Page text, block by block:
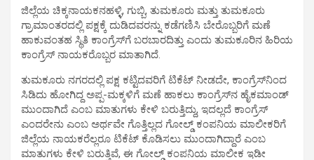
ಜಿಲ್ಲೆಯ ಚಿಕ್ಕನಾಯಕನಹಳ್ಳಿ, ಗುಬ್ಬಿ, ತುಮಕೂರು ಮತ್ತು ತುಮಕೂರು
ಗ್ರಾಮಾಂತರದಲ್ಲಿ ಪಕ್ಷಕ್ಕೆ ದುಡಿದವರನ್ನು ಕಡೆಗಣಿಸಿ ಬೇರೊಬ್ಬರಿಗೆ ಮಣೆ
ಹಾಕುವಂತಹ ಸ್ಥಿತಿ ಕಾಂಗ್ರೆಸ್‍ಗೆ ಬರಬಾರದಿತ್ತು ಎಂದು ತುಮಕೂರಿನ ಹಿರಿಯ
ಕಾಂಗ್ರೆಸ್ ನಾಯಕರೊಬ್ಬರ ಮಾತಾಗಿದೆ.
ತುಮಕೂರು ನಗರದಲ್ಲಿ ಪಕ್ಷ ಕಟ್ಟಿದವರಿಗೆ ಟಿಕೆಟ್ ನೀಡದೇ, ಕಾಂಗ್ರೆಸ್‍ನಿಂದ
ಸಿಡಿದು ಹೋಗಿದ್ದ ಅಪ್ಪ-ಮಕ್ಕಳಿಗೆ ಮಣೆ ಹಾಕಲು ಕಾಂಗ್ರೆಸ್‍ನ ಹೈಕಮಾಂಡ್
ಮುಂದಾಗಿದೆ ಎಂಬ ಮಾತುಗಳು ಕೇಳಿ ಬರುತ್ತಿದ್ದು, ಇದಲ್ಲದೆ ಕಾಂಗ್ರೆಸ್
ಎಂದರೇನು ಎಂಬ ಅರ್ಥವೇ ಗೊತ್ತಿಲ್ಲದ ಗೋಲ್ಡ್ ಕಂಪನಿಯ ಮಾಲೀಕರಿಗೆ
ಜಿಲ್ಲೆಯ ನಾಯಕರೆಲ್ಲರೂ ಟಿಕೆಟ್ ಕೊಡಿಸಲು ಮುಂದಾಗಿದ್ದಾರೆ ಎಂಬ
ಮಾತುಗಳು ಕೇಳಿ ಬರುತ್ತಿವೆ, ಈ ಗೋಲ್ಡ್ ಕಂಪನಿಯ ಮಾಲೀಕ ಇಡೀ